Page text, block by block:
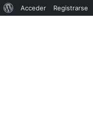
Acerca
Acceder Registrarse